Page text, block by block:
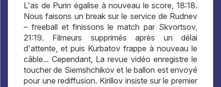
L'as de Purin égalise à nouveau le score, 18:18.
Nous faisons un break sur le service de Rudnev
– freeball et finissons le match par Skvortsov,
21:19. Filmeurs supprimés après un délai
d'attente, et puis Kurbatov frappe à nouveau le
câble... Cependant, La revue vidéo enregistre le
toucher de Siemshchikov et le ballon est envoyé
pour une rediffusion. Kirillov insiste sur le premier